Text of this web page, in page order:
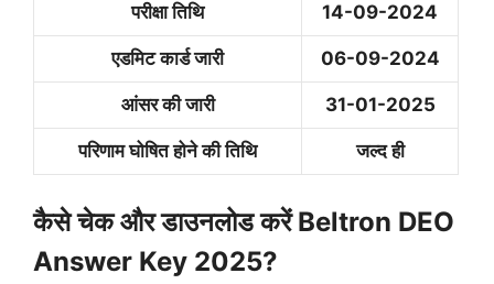
परीक्षा तिथि 14-09-2024
एडमिट कार्ड जारी 06-09-2024
आंसर की जारी 31-01-2025
परिणाम घोषित होने की तिथि जल्द ही
कैसे चेक और डाउनलोड करें Beltron DEO
Answer Key 2025?